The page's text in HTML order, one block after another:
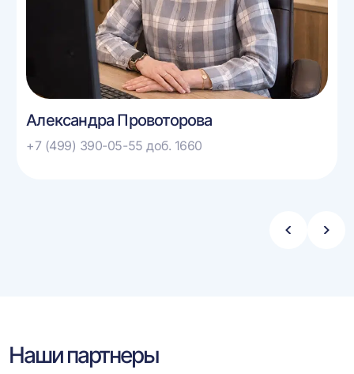
Александра Провоторова
+7 (499) 390-05-55 доб. 1660
Стрелка
Наши партнеры